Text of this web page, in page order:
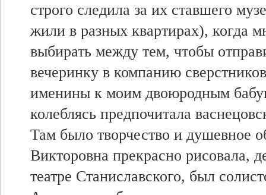
строго следила за их ставшего
жили в разных квартирах), когда
выбирать между тем, чтобы
вечеринку в компанию
именины к моим двоюродным
колеблясь предпочитала
Там было творчество и душевное
Викторовна прекрасно рисовала,
театре Станиславского, был